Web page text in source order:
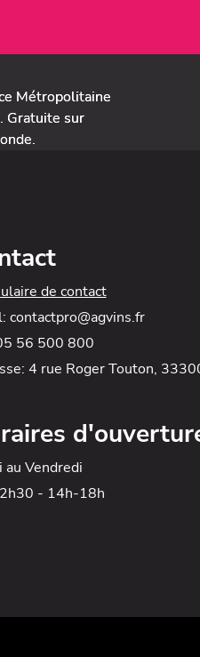
Métropolitaine
Gratuite sur
de contact
contactpro@agvins.fr
56 500 800
4 rue Roger Touton,
au Vendredi
- 14h-18h